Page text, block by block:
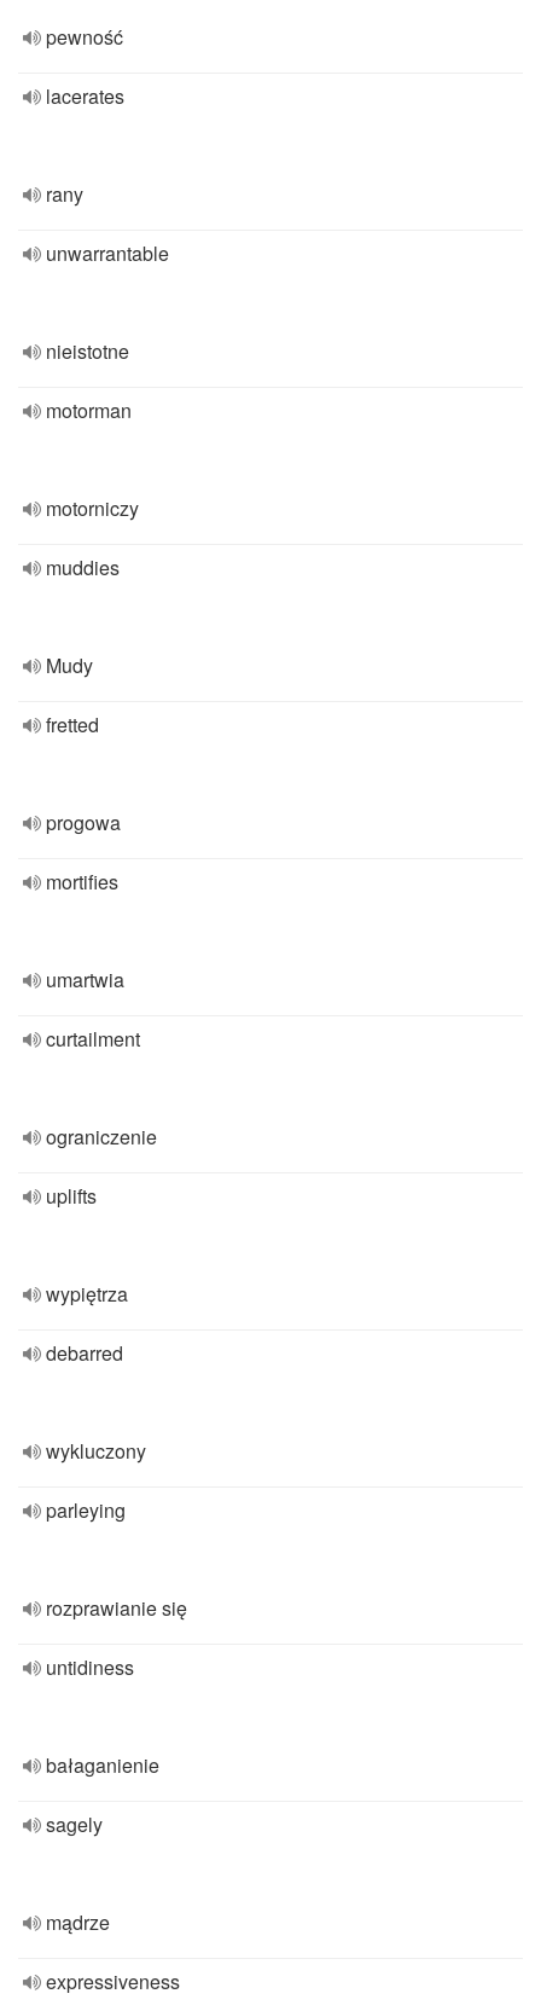
pewność
lacerates
rany
unwarrantable
nieistotne
motorman
motorniczy
muddies
Mudy
fretted
progowa
mortifies
umartwia
curtailment
ograniczenie
uplifts
wypiętrza
debarred
wykluczony
parleying
rozprawianie się
untidiness
bałaganienie
sagely
mądrze
expressiveness